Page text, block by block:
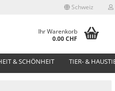
Schweiz
Ihr Warenkorb
0.00 CHF
& SCHÖNHEIT TIER- &